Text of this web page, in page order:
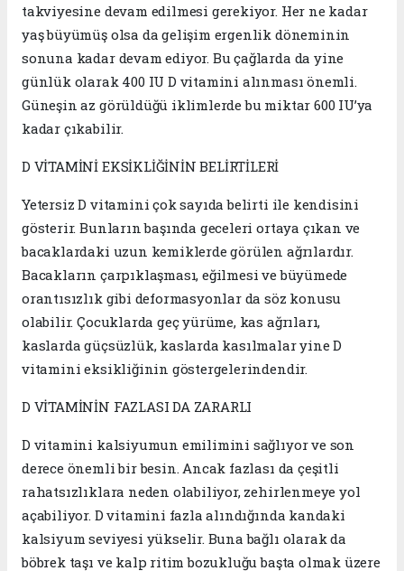
takviyesine devam edilmesi gerekiyor. Her ne kadar
yaş büyümüş olsa da gelişim ergenlik döneminin
sonuna kadar devam ediyor. Bu çağlarda da yine
günlük olarak 400 IU D vitamini alınması önemli.
Güneşin az görüldüğü iklimlerde bu miktar 600 IU’ya
kadar çıkabilir.
D VİTAMİNİ EKSİKLİĞİNİN BELİRTİLERİ
Yetersiz D vitamini çok sayıda belirti ile kendisini
gösterir. Bunların başında geceleri ortaya çıkan ve
bacaklardaki uzun kemiklerde görülen ağrılardır.
Bacakların çarpıklaşması, eğilmesi ve büyümede
orantısızlık gibi deformasyonlar da söz konusu
olabilir. Çocuklarda geç yürüme, kas ağrıları,
kaslarda güçsüzlük, kaslarda kasılmalar yine D
vitamini eksikliğinin göstergelerindendir.
D VİTAMİNİN FAZLASI DA ZARARLI
D vitamini kalsiyumun emilimini sağlıyor ve son
derece önemli bir besin. Ancak fazlası da çeşitli
rahatsızlıklara neden olabiliyor, zehirlenmeye yol
açabiliyor. D vitamini fazla alındığında kandaki
kalsiyum seviyesi yükselir. Buna bağlı olarak da
böbrek taşı ve kalp ritim bozukluğu başta olmak üzere